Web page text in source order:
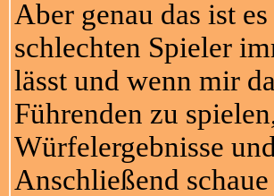
Aber genau das ist
schlechten Spieler
lässt und wenn mir
Führenden zu
Würfelergebnisse
Anschließend